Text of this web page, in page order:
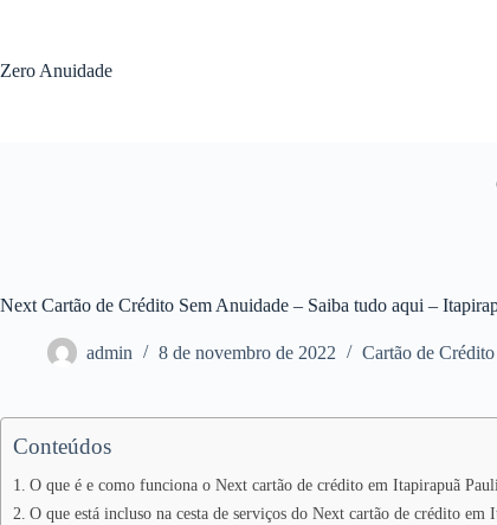
conteúdo
Zero Anuidade
Next Cartão de Crédito Sem Anuidade – Saiba tudo aqui –
admin 8 de novembro de 2022 Cartão de Crédito
Conteúdos
O que é e como funciona o Next cartão de crédito em Itapirapuã
O que está incluso na cesta de serviços do Next cartão de crédito em